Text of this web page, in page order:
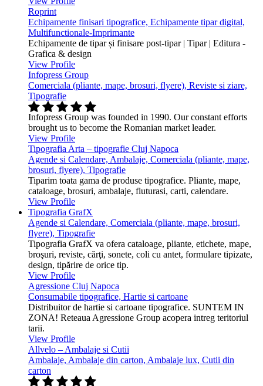
Roprint
Echipamente finisari tipografice, Echipamente tipar digital,
Multifunctionale-Imprimante
Echipamente de tipar și finisare post-tipar | Tipar | Editura -
Grafica & design
View Profile
Infopress Group
Comerciala (pliante, mape, brosuri, flyere), Reviste si ziare,
Tipografie
Infopress Group was founded in 1990. Our constant efforts
brought us to become the Romanian market leader.
View Profile
Tipografia Arta – tipografie Cluj Napoca
Agende si Calendare, Ambalaje, Comerciala (pliante, mape,
brosuri, flyere), Tipografie
Tiparim toata gama de produse tipografice. Pliante, mape,
cataloage, brosuri, ambalaje, fluturasi, carti, calendare.
View Profile
Tipografia GrafX
Agende si Calendare, Comerciala (pliante, mape, brosuri,
flyere), Tipografie
Tipografia GrafX va ofera cataloage, pliante, etichete, mape,
broşuri, reviste, cărţi, sonete, coli cu antet, formulare tipizate,
design, tipărire de orice tip.
View Profile
Agressione Cluj Napoca
Consumabile tipografice, Hartie si cartoane
Distribuitor de hartie si cartoane tipografice. SUNTEM IN
ZONA! Reteaua Agressione Group acopera intreg teritoriul
tarii.
View Profile
Allvelo – Ambalaje si Cutii
Ambalaje, Ambalaje din carton, Ambalaje lux, Cutii din
carton